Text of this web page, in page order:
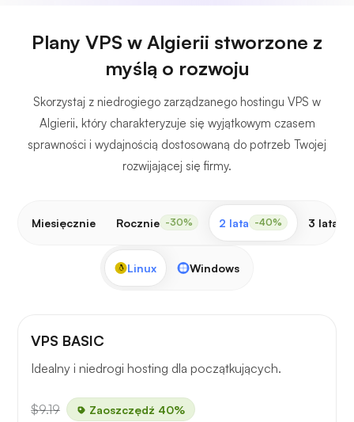
Plany VPS w Algierii stworzone z
myślą o rozwoju
Skorzystaj z niedrogiego zarządzanego hostingu VPS w
Algierii, który charakteryzuje się wyjątkowym czasem
sprawności i wydajnością dostosowaną do potrzeb Twojej
rozwijającej się firmy.
Miesięcznie Rocznie -30% 2 lata -40% 3 lata
Linux Windows
VPS BASIC
Idealny i niedrogi hosting dla początkujących.
$9.19 Zaoszczędź 40%